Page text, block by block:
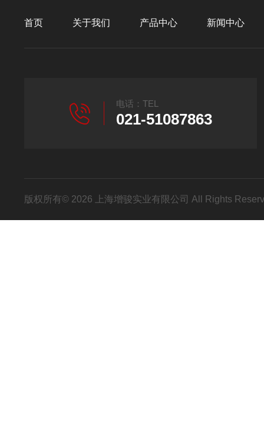
首页 关于我们 产品中心 新闻中心
电话：TEL
021-51087863
版权所有© 2026 上海增骏实业有限公司 All Rights